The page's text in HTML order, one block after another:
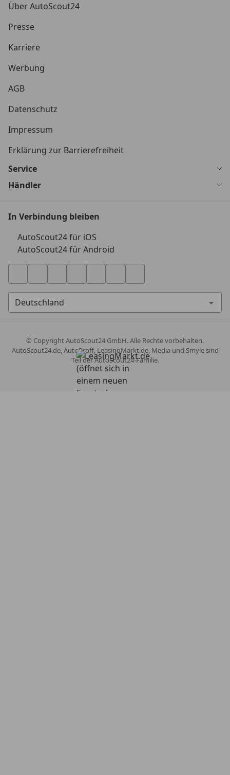
Über AutoScout24
Presse
Karriere
Werbung
AGB
Datenschutz
Impressum
Erklärung zur Barrierefreiheit
Service
Händler
In Verbindung bleiben
AutoScout24 für iOS
AutoScout24 für Android
© CopyrightAutoScout24 GmbH. Alle Rechte vorbehalten.
AutoScout24.de, AutoProff, LeasingMarkt.de, Media und Smyle sind
Teil der AutoScout24-Familie.